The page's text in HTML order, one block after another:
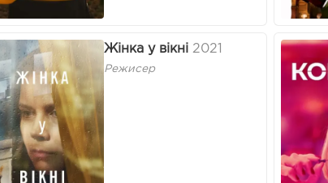
Жінка у вікні 2021
Режисер